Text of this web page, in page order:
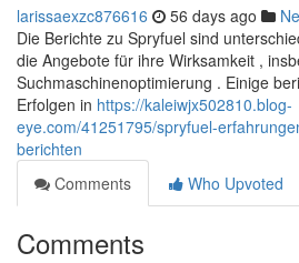
larissaexzc876616 56 days ago
Die Berichte zu Spryfuel sind
die Angebote für ihre Wirksamkeit ,
Suchmaschinenoptimierung . Einige
Erfolgen in https://kaleiwjx502810.blog-
eye.com/41251795/spryfuel-
berichten
Comments
Who Upvoted
Comments